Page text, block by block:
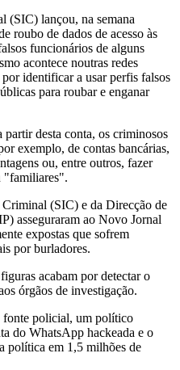
(SIC) lançou, na semana
roubo de dados de acesso às
funcionários de alguns
acontece noutras redes
identificar a usar perfis falsos
para roubar e enganar
partir desta conta, os criminosos
exemplo, de contas bancárias,
ou, entre outros, fazer
"familiares".
(SIC) e da Direcção de
asseguraram ao Novo Jornal
expostas que sofrem
por burladores.
acabam por detectar o
órgãos de investigação.
fonte policial, um político
do WhatsApp hackeada e o
política em 1,5 milhões de